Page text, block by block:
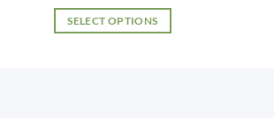
was:
kr 899,00.
is:
SELECT OPTIONS